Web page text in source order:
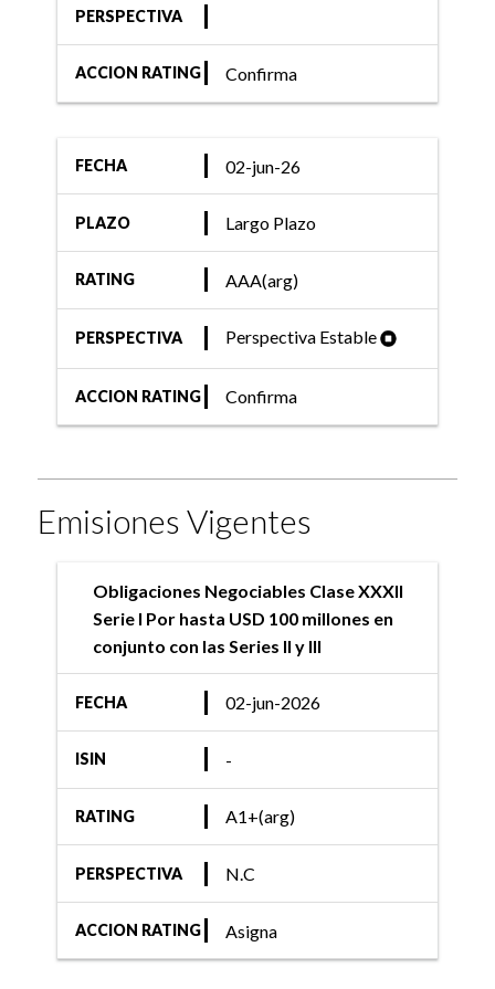
PERSPECTIVA
ACCION RATING Confirma
FECHA 02-jun-26
PLAZO Largo Plazo
RATING AAA(arg)
PERSPECTIVA Perspectiva Estable
ACCION RATING Confirma
Emisiones Vigentes
Obligaciones Negociables Clase XXXII
Serie I Por hasta USD 100 millones en
conjunto con las Series II y III
FECHA 02-jun-2026
ISIN -
RATING A1+(arg)
PERSPECTIVA N.C
ACCION RATING Asigna